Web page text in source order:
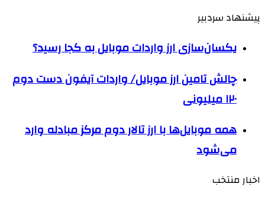
پیشنهاد سردبیر
یکسان‌سازی ارز واردات موبایل به کجا رسید؟
چالش تامین ارز موبایل/ واردات آیفون دست دوم
۱۲۰ میلیونی
همه موبایل‌ها با ارز تالار دوم مرکز مبادله وارد
می‌شود
اخبار منتخب